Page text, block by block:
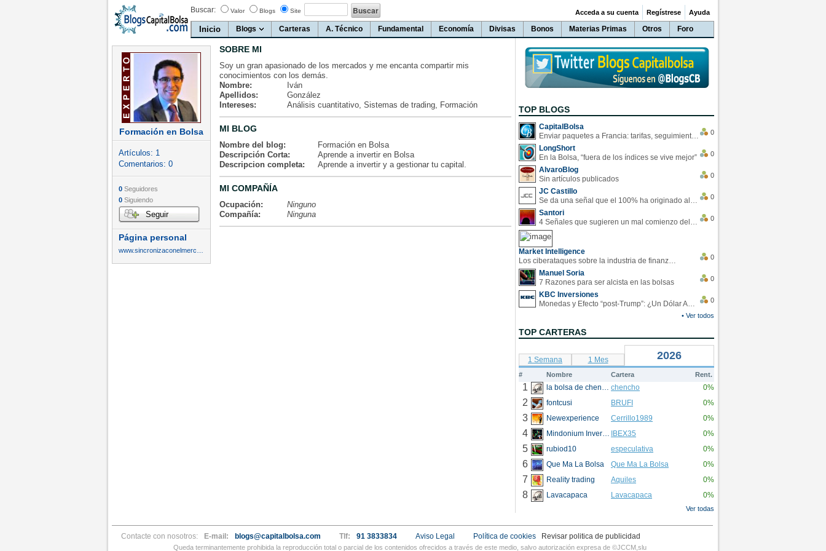
Buscar: Valor Blogs Site
Inicio Blogs Carteras A. Técnico Fundamental Economía Divisas Bonos Materias Primas Otros Foro
Acceda a su cuenta Regístrese Ayuda
Formación en Bolsa
Artículos: 1
Comentarios: 0
0 Seguidores
0 Siguiendo
Seguir
Página personal
SOBRE MI
Soy un gran apasionado de los mercados y me encanta compartir mis
conocimientos con los demás.
Nombre:
Iván
Apellidos:
González
Intereses:
Análisis cuantitativo, Sistemas de trading, Formación
MI BLOG
Nombre del blog:
Formación en Bolsa
Descripción Corta:
Aprende a invertir en Bolsa
Descripcion completa:
Aprende a invertir y a gestionar tu capital.
MI COMPAÑÍA
Ocupación:
Ninguno
Compañía:
Ninguna
TOP BLOGS
CapitalBolsa
Enviar paquetes a Francia: tarifas, seguimiento y ventajas destacadas
0
LongShort
En la Bolsa, “fuera de los índices se vive mejor”
0
AlvaroBlog
Sin artículos publicados
0
JC Castillo
Se da una señal que el 100% ha originado alzas en las bolsas
0
Santori
4 Señales que sugieren un mal comienzo del 3T de la economía EEUU
0
Market Intelligence
Los ciberataques sobre la industria de finanzas se han duplicado este año
0
Manuel Soria
7 Razones para ser alcista en las bolsas
0
KBC Inversiones
Monedas y Efecto “post-Trump”: ¿Un Dólar Americano operando en rangos?
0
• Ver todos
TOP CARTERAS
1 Semana 1 Mes 2026
# Nombre Cartera Rent.
1 la bolsa de chencho chencho 0%
2 fontcusi BRUFI 0%
3 Newexperience Cerrillo1989 0%
4 Mindonium Inversions IBEX35 0%
5 rubiod10 especulativa 0%
6 Que Ma La Bolsa Que Ma La Bolsa 0%
7 Reality trading Aquiles 0%
8 Lavacapaca Lavacapaca 0%
Ver todas
Contacte con nosotros: E-mail: blogs@capitalbolsa.com Tlf: 91 3833834 Aviso Legal Revisar politica de publicidad
Política de cookies
Queda terminantemente prohibida la reproducción total o parcial de los contenidos ofrecidos a través de este medio, salvo autorización expresa de ©JCCM,slu